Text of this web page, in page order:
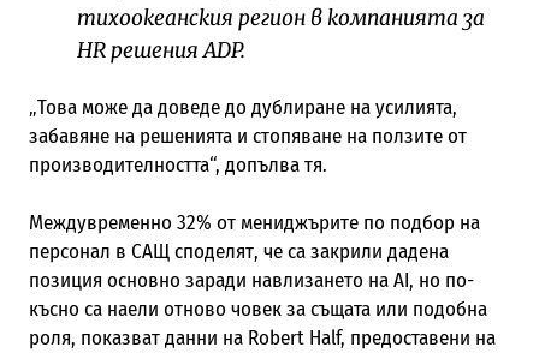
тихоокеанския регион в компанията за
HR решения ADP.
„Това може да доведе до дублиране на усилията,
забавяне на решенията и стопяване на ползите от
производителността“, допълва тя.
Междувременно 32% от мениджърите по подбор на
персонал в САЩ споделят, че са закрили дадена
позиция основно заради навлизането на AI, но по-
късно са наели отново човек за същата или подобна
роля, показват данни на Robert Half, предоставени на